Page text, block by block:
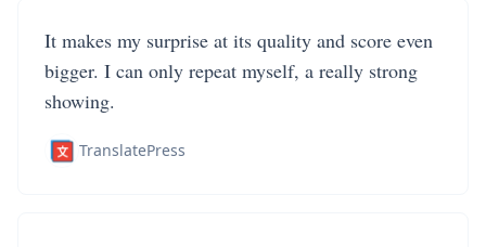
It makes my surprise at its quality and score even
bigger. I can only repeat myself, a really strong
showing.
TranslatePress